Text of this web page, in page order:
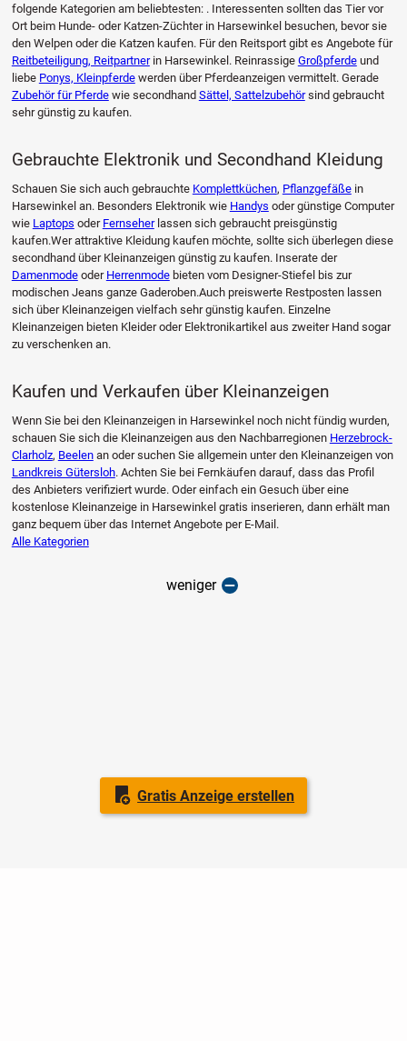
Gratis Anzeige erstellen
folgende Kategorien am beliebtesten: . Interessenten sollten das Tier vor
Ort beim Hunde- oder Katzen-Züchter in Harsewinkel besuchen, bevor sie
den Welpen oder die Katzen kaufen. Für den Reitsport gibt es Angebote für
Reitbeteiligung, Reitpartnerin Harsewinkel. Reinrassige Großpferdeund
liebe Ponys, Kleinpferdewerden über Pferdeanzeigen vermittelt. Gerade
Zubehör für Pferdewie secondhand Sättel, Sattelzubehörsind gebraucht
sehr günstig zu kaufen.
Gebrauchte Elektronik und Secondhand Kleidung
Schauen Sie sich auch gebrauchte Komplettküchen, Pflanzgefäßein
Harsewinkel an. Besonders Elektronik wie Handys oder günstige Computer
wie Laptops oder Fernseherlassen sich gebraucht preisgünstig
kaufen.Wer attraktive Kleidung kaufen möchte, sollte sich überlegen diese
secondhand über Kleinanzeigen günstig zu kaufen. Inserate der
Damenmodeoder Herrenmodebieten vom Designer-Stiefel bis zur
modischen Jeans ganze Gaderoben.Auch preiswerte Restposten lassen
sich über Kleinanzeigen vielfach sehr günstig kaufen. Einzelne
Kleinanzeigen bieten Kleider oder Elektronikartikel aus zweiter Hand sogar
zu verschenken an.
Kaufen und Verkaufen über Kleinanzeigen
Wenn Sie bei den Kleinanzeigen in Harsewinkel noch nicht fündig wurden,
schauen Sie sich die Kleinanzeigen aus den Nachbarregionen Herzebrock-
Clarholz, Beelenan oder suchen Sie allgemein unter den Kleinanzeigen von
Landkreis Gütersloh. Achten Sie bei Fernkäufen darauf, dass das Profil
des Anbieters verifiziert wurde. Oder einfach ein Gesuch über eine
kostenlose Kleinanzeige in Harsewinkel gratis inserieren, dann erhält man
ganz bequem über das Internet Angebote per E-Mail.
Alle Kategorien
weniger